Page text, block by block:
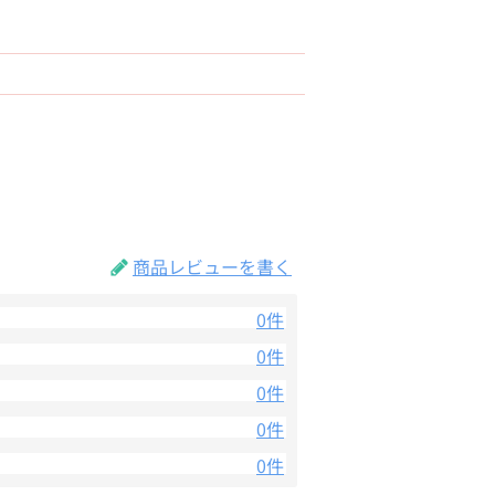
商品レビューを書く
0件
0件
0件
0件
0件